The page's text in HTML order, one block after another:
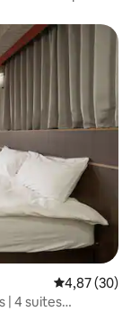
Évaluation
4,87 (30)
| 4 suites